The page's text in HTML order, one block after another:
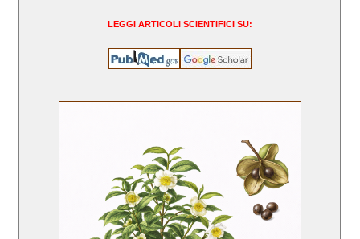
LEGGI ARTICOLI SCIENTIFICI SU: